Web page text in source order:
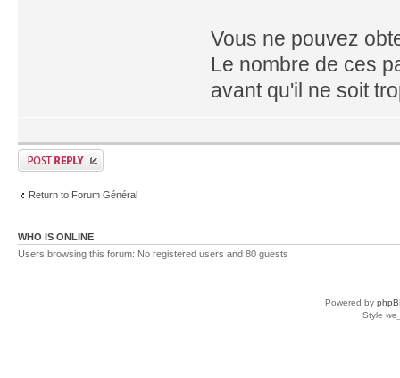
Vous ne pouvez
Le nombre de ces
avant qu'il ne soit
Return to Forum Général
WHO IS ONLINE
Users browsing this forum: No registered users and 80 guests
Powered by
Style